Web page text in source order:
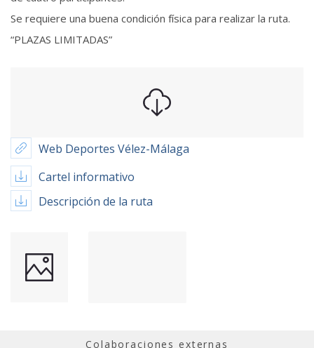
Se requiere una buena condición física para realizar la ruta.
“PLAZAS LIMITADAS”
Web Deportes Vélez-Málaga
Cartel informativo
Descripción de la ruta
Colaboraciones externas